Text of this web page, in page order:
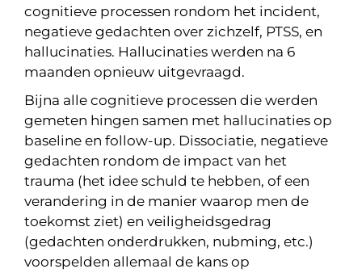
cognitieve processen rondom het incident,
negatieve gedachten over zichzelf, PTSS, en
hallucinaties. Hallucinaties werden na 6
maanden opnieuw uitgevraagd.
Bijna alle cognitieve processen die werden
gemeten hingen samen met hallucinaties op
baseline en follow-up. Dissociatie, negatieve
gedachten rondom de impact van het
trauma (het idee schuld te hebben, of een
verandering in de manier waarop men de
toekomst ziet) en veiligheidsgedrag
(gedachten onderdrukken, nubming, etc.)
voorspelden allemaal de kans op